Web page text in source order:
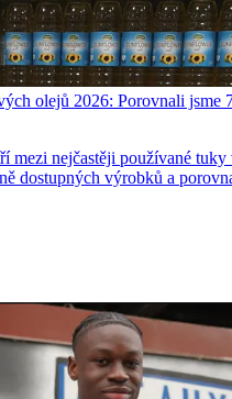
olejů 2026: Porovnali jsme
mezi nejčastěji používané
dostupných výrobků a